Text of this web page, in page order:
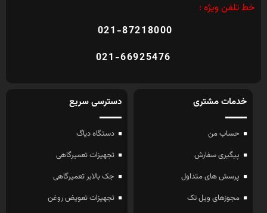
خط تلفن ویژه :
021-87218000
021-66925476
خدمات مشتری
حساب من
پیگیری سفارش
پرسش های متداول
مجوزهای ویل تک
دسترسی سریع
دستگاه دیاگ
تجهیزات تعمیرگاهی
جک بالابر تعمیرگاهی
تجهیزات تعویض روغن